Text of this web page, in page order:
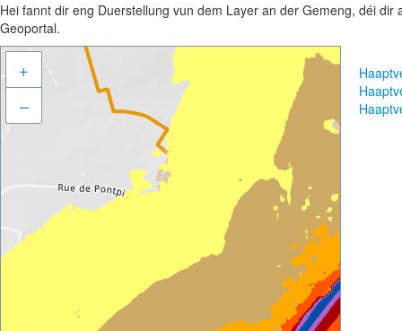
Hei fannt dir eng Duerstellung vun dem Layer an der Gemeng, déi
Geoportal.
+
–